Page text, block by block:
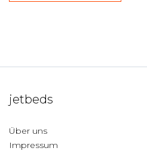
jetbeds
Über uns
Impressum